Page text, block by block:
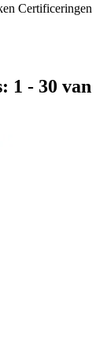
Certificeringen
1 - 30 van